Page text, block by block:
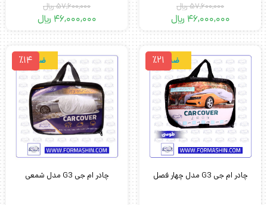
57,600,000﷼
46,000,000 ﷼
57,600,000﷼
46,000,000 ﷼
ضدآب٪21
چادر ام جی G3 مدل چهار فصل
ضدآب
٪14
چادر ام جی G3 مدل شمعی